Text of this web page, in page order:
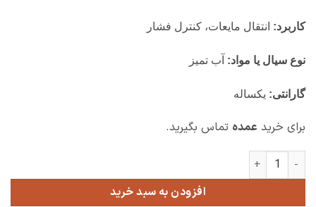
کاربرد: انتقال مایعات، کنترل فشار
نوع سیال یا مواد: آب تمیز
گارانتی: یکساله
برای خرید عمده تماس بگیرید.
ست کنترل pc19 ساده Flow عدد
افزودن به سبد خرید